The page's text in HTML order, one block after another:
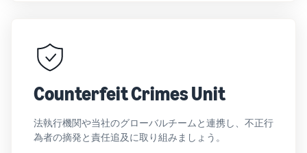
Counterfeit Crimes Unit
法執行機関や当社のグローバルチームと連携し、不正行
為者の摘発と責任追及に取り組みましょう。